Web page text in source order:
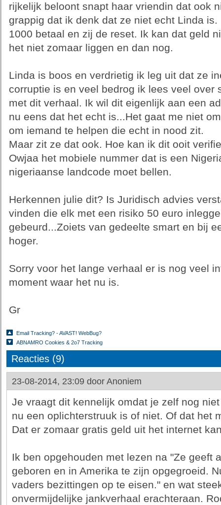
rijkelijk beloont snapt haar vriendin dat ook
grappig dat ik denk dat ze niet echt Linda
1000 betaal en zij de reset. Ik kan dat geld
het niet zomaar liggen en dan nog.
Linda is boos en verdrietig ik leg uit dat ze
corruptie is en veel bedrog ik lees veel over
met dit verhaal. Ik wil dit eigenlijk aan een
nu eens dat het echt is...Het gaat me niet
om iemand te helpen die echt in nood zit.
Maar zit ze dat ook. Hoe kan ik dit ooit
Owjaa het mobiele nummer dat is een
nigeriaanse landcode moet bellen.
Herkennen julie dit? Is Juridisch advies
vinden die elk met een risiko 50 euro
gebeurd...Zoiets van gedeelte smart en bij
hoger.
Sorry voor het lange verhaal er is nog veel
moment waar het nu is.
Gr
Email Tracking? - AVAST! WebBug?
ABNAMRO Cookies & 2o7 Tracking
Reacties (9)
23-08-2014, 23:09 door Anoniem
Je vraagt dit kennelijk omdat je zelf nog
nu een oplichterstruuk is of niet. Of dat het
Dat er zomaar gratis geld uit het internet
Ik ben opgehouden met lezen na "Ze geeft
geboren en in Amerika te zijn opgegroeid.
vaders bezittingen op te eisen." en wat
onvermijdelijke jankverhaal erachteraan.